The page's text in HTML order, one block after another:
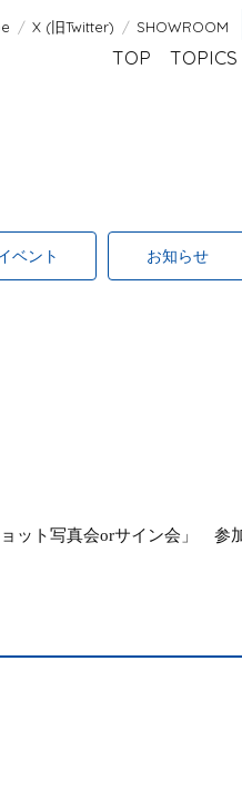
TOP TOPICS
X (旧Twitter) SHOWROOM
ベント お知らせ
ット写真会orサイン会」 参加